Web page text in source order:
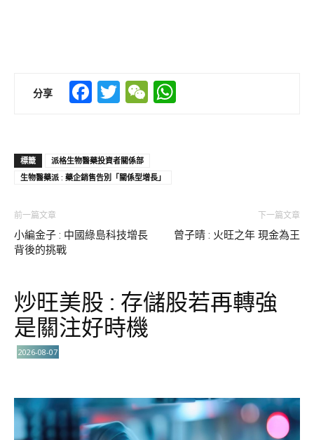
分享 Facebook
TwitterWeChat
標籤
派格生物醫藥投資者關係部
生物醫藥派 : 藥企銷售告別「關係型增長」
前一篇文章
小編金子 : 中國綠島科技增長
背後的挑戰
下一篇文章
曾子晴 : 火旺之年 現金為王
炒旺美股 : 存儲股若再轉強
是關注好時機
2026-08-07